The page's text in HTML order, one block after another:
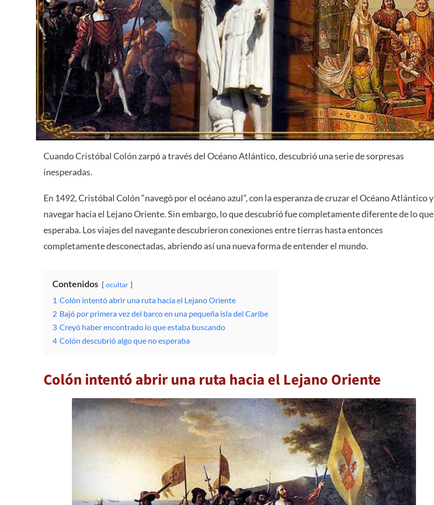
CuandoCristóbal Colón zarpó a través del Océano Atlántico, descubrió una serie de sorpresas
inesperadas.
En 1492, Cristóbal Colón “navegó por el océano azul”, con la esperanza de cruzar el Océano Atlántico y
navegar hacia el Lejano Oriente. Sin embargo, lo que descubrió fue completamente diferente de lo que
esperaba. Los viajes del navegante descubrieron conexiones entre tierras hasta entonces
completamente desconectadas, abriendo así una nueva forma de entender el mundo.
Contenidos ocultar
1 Colón intentó abrir una ruta hacia el Lejano Oriente
2 Bajó por primera vez del barco en una pequeña isla del Caribe
3 Creyó haber encontrado lo que estaba buscando
4 Colón descubrió algo que no esperaba
Colón intentó abrir una ruta hacia el Lejano Oriente